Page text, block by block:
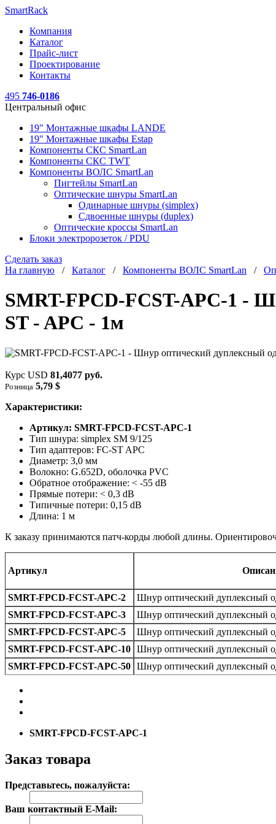
SmartRack
Компания
Каталог
Прайс-лист
Проектирование
Контакты
495 746-0186
Центральный офис
19" Монтажные шкафы LANDE
19" Монтажные шкафы Estap
Компоненты СКС SmartLan
Компоненты СКС TWT
Компоненты ВОЛС SmartLan
Пигтейлы SmartLan
Оптические шнуры SmartLan
Одинарные шнуры (simplex)
Сдвоенные шнуры (duplex)
Оптические кроссы SmartLan
Блоки электророзеток / PDU
Сделать заказ
На главную / Каталог / Компоненты ВОЛС SmartLan /
SMRT-FPCD-FCST-APC-1 -
ST - APC - 1м
Курс USD 81,4077 руб.
Розница 5,79 $
Характеристики:
Артикул: SMRT-FPCD-FCST-APC-1
Тип шнура: simplex SM 9/125
Тип адаптеров: FC-ST APC
Диаметр: 3,0 мм
Волокно: G.652D, оболочка PVC
Обратное отображение: < -55 dB
Прямые потери: < 0,3 dB
Типичные потери: 0,15 dB
Длина: 1 м
К заказу принимаются патч-корды любой длины.
Артикул
SMRT-FPCD-FCST-APC-2 Шнур оптический дуплексный
SMRT-FPCD-FCST-APC-3
Шнур оптический дуплексный
SMRT-FPCD-FCST-APC-5
Шнур оптический дуплексный
SMRT-FPCD-FCST-APC-10 Шнур оптический дуплексный
SMRT-FPCD-FCST-APC-50 Шнур оптический дуплексный
SMRT-FPCD-FCST-APC-1
Заказ товара
Представьтесь, пожалуйста:
Ваш контактный E-Mail: